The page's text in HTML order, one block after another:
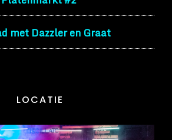
met Dazzler en Graat
LOCATIE